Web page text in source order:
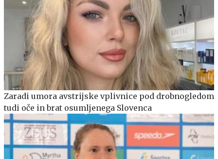
Zaradi umora avstrijske vplivnice pod drobnogledom
tudi oče in brat osumljenega Slovenca